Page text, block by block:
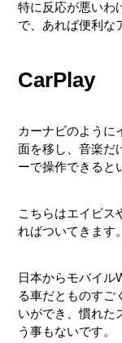
特に反応が悪いわ
で、あれば便利な
CarPlay
カーナビのように
面を移し、音楽だ
ーで操作できると
こちらはエイビス
ればついてきます
日本からモバイル
る車だとものすご
いができ、慣れた
う事もないです。